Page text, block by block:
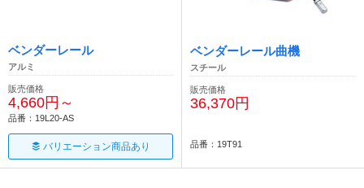
ベンダーレール
アルミ
販売価格
4,660円～
品番：19L20-AS
バリエーション商品あり
ベンダーレール曲機
スチール
販売価格
36,370円
品番：19T91